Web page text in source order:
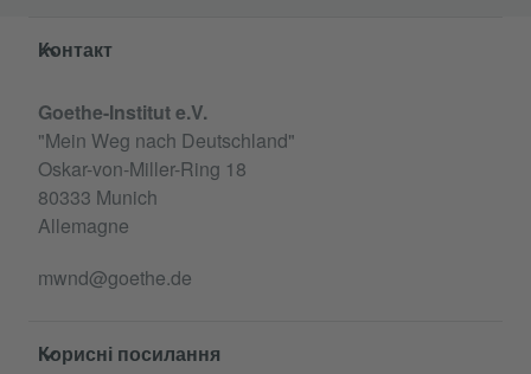
Service- und Informationsbereich
Контакт
Goethe-Institut e.V.
"Mein Weg nach Deutschland"
Oskar-von-Miller-Ring 18
80333 Munich
Allemagne
mwnd@goethe.de
Корисні посилання